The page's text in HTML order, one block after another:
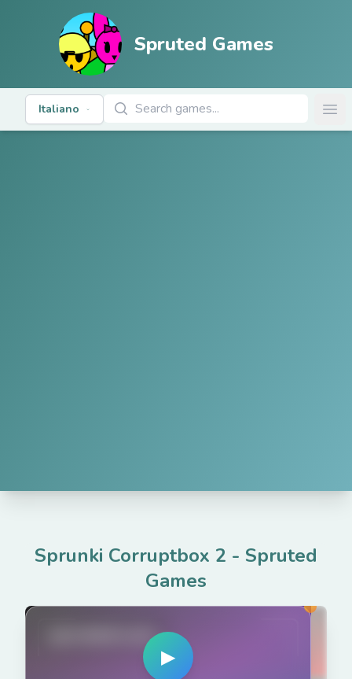
Spruted Games
Italiano
Cerca giochi
Sprunki Corruptbox 2 - Spruted
Games
spruted.com
▶